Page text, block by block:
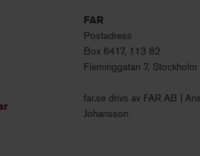
FAR
Postadress
Box 6417, 113 82
Fleminggatan 7, Stockholm
far.se drivs av FAR AB |
Johansson